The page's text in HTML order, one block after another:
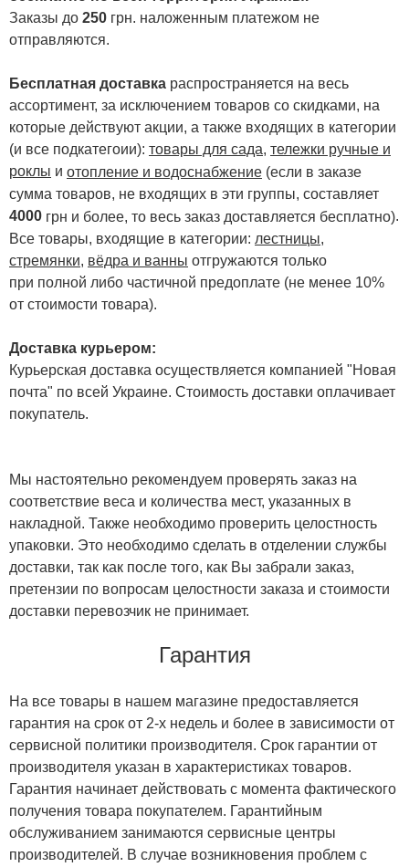
Заказы до 250 грн. наложенным платежом не
отправляются.
Бесплатная доставка распространяется на весь
ассортимент, за исключением товаров со скидками, на
которые действуют акции, а также входящих в категории
(и все подкатегоии): товары для сада, тележки ручные и
роклы и отопление и водоснабжение (если в заказе
сумма товаров, не входящих в эти группы, составляет
4000 грн и более, то весь заказ доставляется бесплатно).
Все товары, входящие в категории: лестницы,
стремянки, вёдра и ванны отгружаются только
при полной либо частичной предоплате (не менее 10%
от стоимости товара).
Доставка курьером:
Курьерская доставка осуществляется компанией "Новая
почта" по всей Украине. Стоимость доставки оплачивает
покупатель.
Мы настоятельно рекомендуем проверять заказ на
соответствие веса и количества мест, указанных в
накладной. Также необходимо проверить целостность
упаковки. Это необходимо сделать в отделении службы
доставки, так как после того, как Вы забрали заказ,
претензии по вопросам целостности заказа и стоимости
доставки перевозчик не принимает.
Гарантия
На все товары в нашем магазине предоставляется
гарантия на срок от 2-х недель и более в зависимости от
сервисной политики производителя. Срок гарантии от
производителя указан в характеристиках товаров.
Гарантия начинает действовать с момента фактического
получения товара покупателем. Гарантийным
обслуживанием занимаются сервисные центры
производителей. В случае возникновения проблем с